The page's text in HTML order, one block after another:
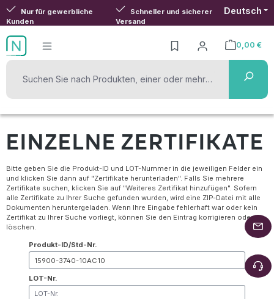
Zum Hauptinhalt springen
Nur für gewerbliche
Kunden
Schneller und sicherer
Versand
Deutsch
0,00 €
Warenkorb
EINZELNE ZERTIFIKATE
Bitte geben Sie die Produkt-ID und LOT-Nummer in die jeweiligen Felder ein
und klicken Sie dann auf "Zertifikate herunterladen". Falls Sie mehrere
Zertifikate suchen, klicken Sie auf "Weiteres Zertifikat hinzufügen". Sofern
alle Zertifikate zu Ihrer Suche gefunden wurden, wird eine ZIP-Datei mit alle
Dokumenten heruntergeladen. Wenn Ihre Eingabe fehlerhaft war oder kein
Zertifikat zu Ihrer Suche vorliegt, können Sie den Eintrag korrigieren oder
löschen.
Produkt-ID/Std-Nr.
LOT-Nr.